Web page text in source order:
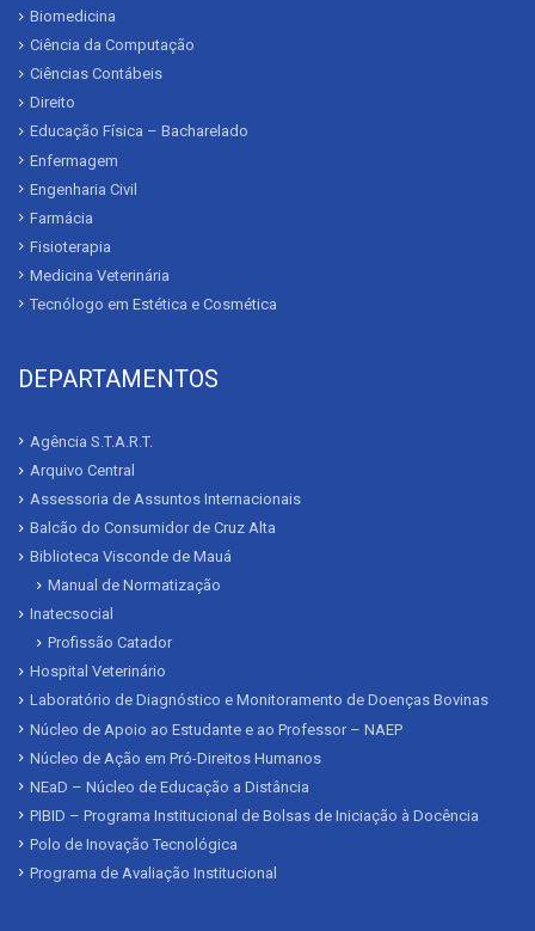
Biomedicina
Ciência da Computação
Ciências Contábeis
Direito
Educação Física – Bacharelado
Enfermagem
Engenharia Civil
Farmácia
Fisioterapia
Medicina Veterinária
Tecnólogo em Estética e Cosmética
DEPARTAMENTOS
Agência S.T.A.R.T.
Arquivo Central
Assessoria de Assuntos Internacionais
Balcão do Consumidor de Cruz Alta
Biblioteca Visconde de Mauá
Manual de Normatização
Inatecsocial
Profissão Catador
Hospital Veterinário
Laboratório de Diagnóstico e Monitoramento de Doenças Bovinas
Núcleo de Apoio ao Estudante e ao Professor – NAEP
Núcleo de Ação em Pró-Direitos Humanos
NEaD – Núcleo de Educação a Distância
PIBID – Programa Institucional de Bolsas de Iniciação à Docência
Polo de Inovação Tecnológica
Programa de Avaliação Institucional